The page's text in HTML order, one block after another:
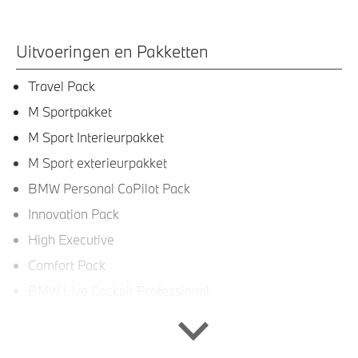
Uitvoeringen en Pakketten
Travel Pack
M Sportpakket
M Sport Interieurpakket
M Sport exterieurpakket
BMW Personal CoPilot Pack
Innovation Pack
High Executive
Comfort Pack